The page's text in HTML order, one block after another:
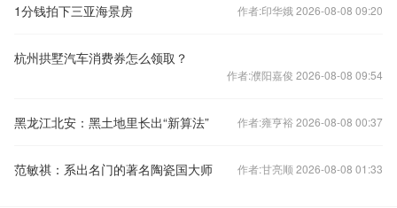
1分钱拍下三亚海景房 作者:印华娥 2026-08-08 09:20
杭州拱墅汽车消费券怎么领取？
作者:濮阳嘉俊 2026-08-08 09:54
黑龙江北安：黑土地里长出“新算法” 作者:雍亨裕 2026-08-08 00:37
范敏祺：系出名门的著名陶瓷国大师 作者:甘亮顺 2026-08-08 01:33